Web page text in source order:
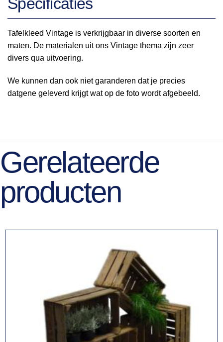
Tafelkleed Vintage is verkrijgbaar in diverse soorten en
maten. De materialen uit ons Vintage thema zijn zeer
divers qua uitvoering.
We kunnen dan ook niet garanderen dat je precies
datgene geleverd krijgt wat op de foto wordt afgebeeld.
Gerelateerde
producten